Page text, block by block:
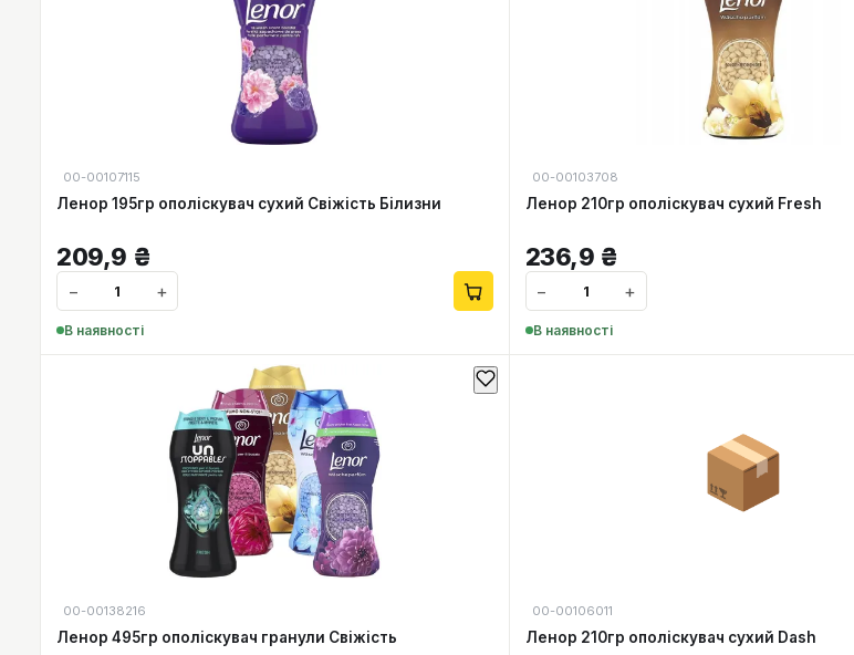
00-00107115
Ленор 195гр ополіскувач сухий Свіжість Білизни
209,9 ₴
− +
В наявності
00-00103708
Ленор 210гр ополіскувач сухий Fresh
236,9 ₴
− +
В наявності
00-00138216
Ленор 495гр ополіскувач гранули Свіжість
📦
00-00106011
Ленор 210гр ополіскувач сухий Dash